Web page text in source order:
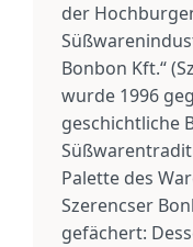
der
Bonbon Kft.“
wurde 1996
geschichtliche
Palette des
Szerencser
gefächert: